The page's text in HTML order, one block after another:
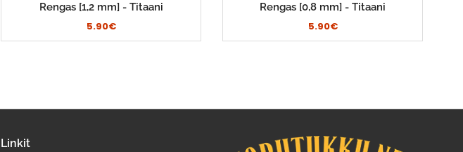
Rengas [1,2 mm] - Titaani
5.90€
Rengas [0,8 mm] - Titaani
5.90€
Linkit